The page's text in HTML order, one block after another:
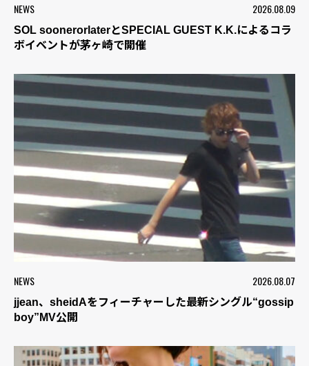
NEWS 2026.08.09
SOL soonerorlaterとSPECIAL GUEST K.K.によるコラ
ボイベントが茅ヶ崎で開催
NEWS 2026.08.07
jjean、sheidAをフィーチャーした最新シングル“gossip
boy”MV公開